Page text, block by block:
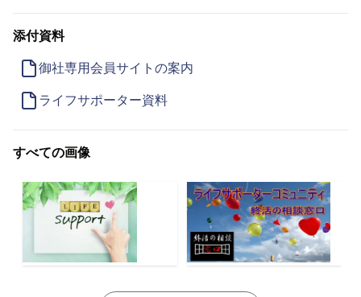
添付資料
御社専用会員サイトの案内
ライフサポーター資料
すべての画像